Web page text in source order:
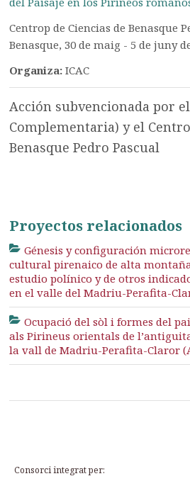
Centrop de Ciencias de Benasque
Benasque, 30 de maig - 5 de juny
Organiza:ICAC
Acción subvencionada por
Complementaria) y el
Benasque Pedro Pascual
Proyectos relacionados
Génesis y configuración
cultural pirenaico de alta
estudio polínico y de otros
en el valle del Madriu-Perafita-
Ocupació del sòl i formes del
als Pirineus orientals de
la vall de Madriu-Perafita-Claror
Consorci integrat per: